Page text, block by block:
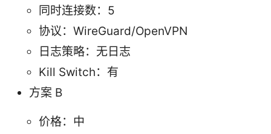
同时连接数：5
协议：WireGuard/OpenVPN
日志策略：无日志
Kill Switch：有
方案 B
价格：中